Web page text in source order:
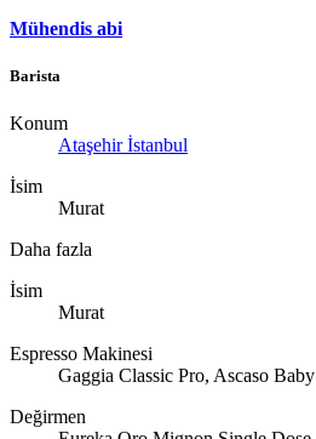
Mühendis abi
Barista
Konum
Ataşehir İstanbul
İsim
Murat
Daha fazla
İsim
Murat
Espresso Makinesi
Gaggia Classic Pro, Ascaso
Değirmen